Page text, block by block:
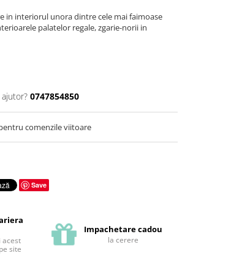
in interiorul unora dintre cele mai faimoase
palatelor regale, zgarie-norii in
0747854850
comenzile viitoare
Save
acest
site
Impachetare cadou
la cerere